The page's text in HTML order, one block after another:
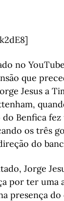
no
que
Jesus a
Benfica
os três
do
Jorge
por ter uma
presença